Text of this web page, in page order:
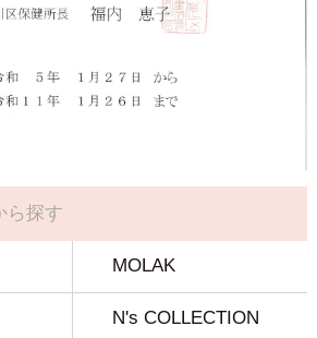
ら探す
MOLAK
N's COLLECTION